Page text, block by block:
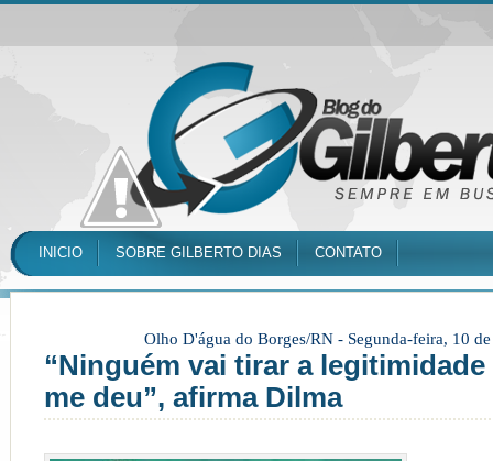
INICIO SOBRE GILBERTO DIAS CONTATO
Olho D'água do Borges/RN - Segunda-feira, 10
“Ninguém vai tirar a
me deu”, afirma Dilma